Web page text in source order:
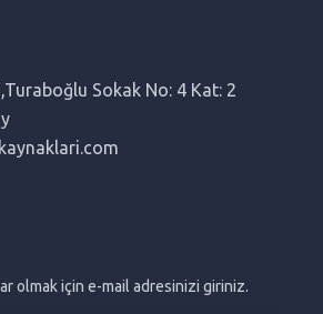
Yapılabilecek Etkinlikler: Keyifli ve
Nasıl Kolay Verilir?
Sokak No: 4 Kat: 2
olmak için e-mail adresinizi giriniz.